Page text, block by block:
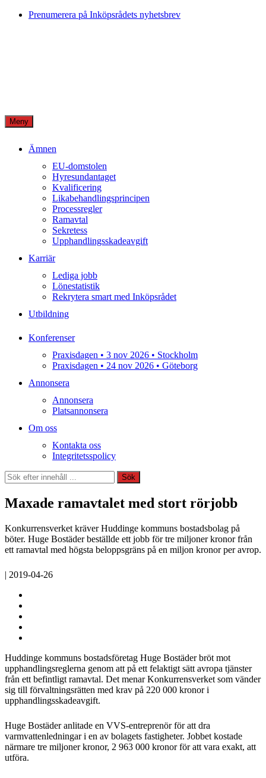
Skip
Prenumerera på Inköpsrådets nyhetsbrev
Meny
Ämnen
EU-domstolen
Hyresundantaget
Kvalificering
Likabehandlingsprincipen
Processregler
Ramavtal
Sekretess
Upphandlingsskadeavgift
Karriär
Lediga jobb
Lönestatistik
Rekrytera smart med Inköpsrådet
Utbildning
Konferenser
Praxisdagen • 3 nov 2026 • Stockholm
Praxisdagen • 24 nov 2026 • Göteborg
Annonsera
Annonsera
Platsannonsera
Om oss
Kontakta oss
Integritetsspolicy
Sök
Sök
Maxade ramavtalet med stort rörjobb
Konkurrensverket kräver Huddinge kommuns bostadsbolag på
böter. Huge Bostäder beställde ett jobb för tre miljoner kronor från
ett ramavtal med högsta beloppsgräns på en miljon kronor per avrop.
| 2019-04-26
Huddinge kommuns bostadsföretag Huge Bostäder bröt mot
upphandlingsreglerna genom att på ett felaktigt sätt avropa tjänster
från ett befintligt ramavtal. Det menar Konkurrensverket som vänder
sig till förvaltningsrätten med krav på 220 000 kronor i
upphandlingsskadeavgift.
Huge Bostäder anlitade en VVS-entreprenör för att dra
varmvattenledningar i en av bolagets fastigheter. Jobbet kostade
närmare tre miljoner kronor, 2 963 000 kronor för att vara exakt, att
utföra.